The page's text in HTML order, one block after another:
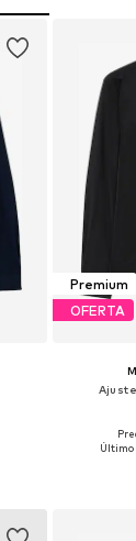
Premium
OFERTA
Último